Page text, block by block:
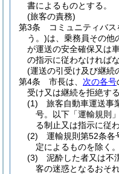
書によるものとする。
(旅客の責務)
第3条
コミュニティバ
う。)は、乗務員その他
が運送の安全確保又は
の指示に従わなければな
(運送の引受け及び継続
第4条
市長は、 次の各号
受け又は継続を拒絶す
(1)
旅客自動車運送事
号。以下「運輸規則
る制止又は指示に従
(2)
運輸規則第52条各
定によるものを除く
(3)
泥酔した者又は不
客の迷惑となるおそ